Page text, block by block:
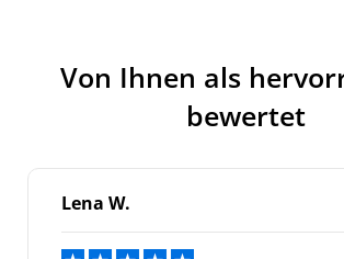
Von Ihnen als
bewertet
Lena W.